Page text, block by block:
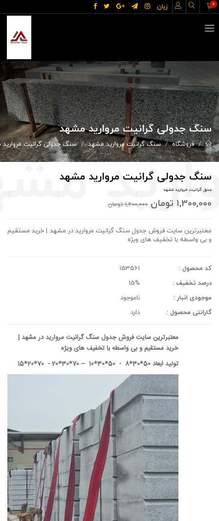
زبان 0
سنگ جدولی گرانیت مروارید مشهد
فروشگاه سنگ گرانیت مروارید مشهد سنگ جدولی گرانیت
سنگ جدولی گرانیت مروارید مشهد
جدول گرانیت مروارید مشهد
1,300,000 تومان 1,200,000 تومان
معتبرترین سایت فروش جدول سنگ گرانیت مروارید در مشهد | خرید مستقیم
و بی واسطه با تخفیف های ویژه
کد محصول :
153561
درصد تخفیف :
15%
موجودی انبار :
ناموجود
گارانتی محصول :
دارد
معتبرترین سایت فروش جدول سنگ گرانیت مروارید در مشهد |
خرید مستقیم و بی واسطه با تخفیف های ویژه
تولید ابعاد 50*30*8 - 50*30*10 -- 70*30*20 - 70*20*15